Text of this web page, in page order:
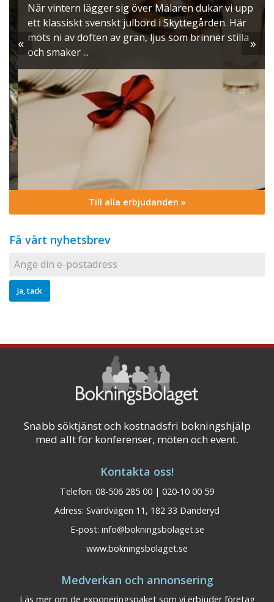
När vintern lägger sig över Mälaren dukar vi upp
ett klassiskt svenskt julbord i Skyttegården. Här
möts ni av doften av gran, ljus som brinner stilla
och smaker ...
« »
Till alla erbjudanden »
Få vårt nyhetsbrev
Snabb söktjänst och kostnadsfri bokningshjälp
med allt för konferenser, möten och event.
Kontakta oss!
Telefon: 08-506 285 00 | 020-10 00 59
Adress: Svärdvägen 11, 182 33 Danderyd
E-post: info@bokningsbolaget.se
www.bokningsbolaget.se
Medverkan och annonsering
Läs mer om de exponeringspaket som vi erbjuder företag